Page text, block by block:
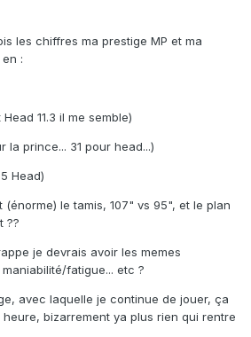
les chiffres ma prestige MP et ma
:
11.3 il me semble)
la prince... 31 pour head...)
Head)
le tamis, 107" vs 95", et le plan
??
je devrais avoir les memes
fatigue... etc ?
avec laquelle je continue de jouer, ça
bizarrement ya plus rien qui rentre